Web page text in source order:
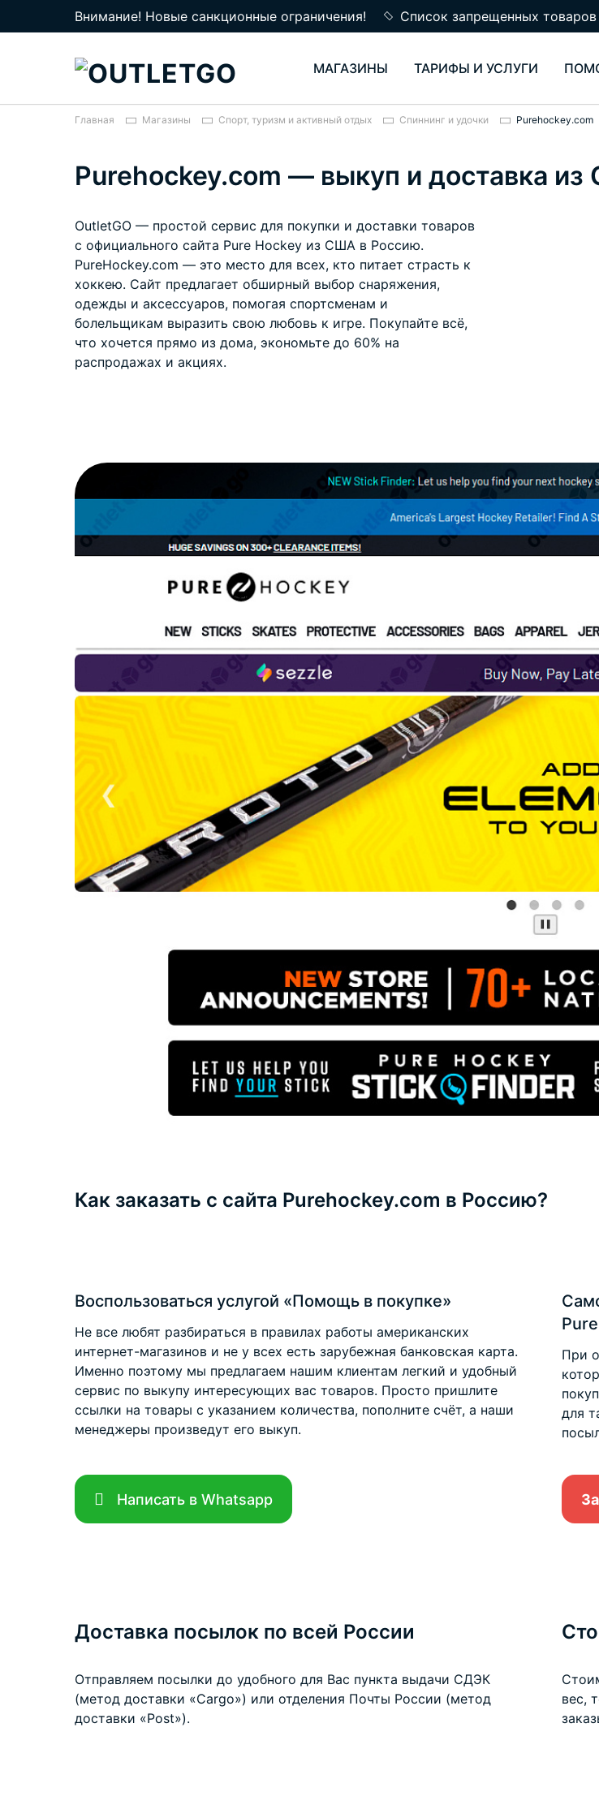
Внимание! Новые санкционные ограничения! Список запрещенных товаров
МАГАЗИНЫ ТАРИФЫ И УСЛУГИ
Главная Магазины Спорт, туризм и активный отдых Спиннинг и удочки Purehockey.com
Purehockey.com — выкуп и доставка
OutletGO — простой сервис для покупки и доставки товаров
с официального сайта Pure Hockey из США в Россию.
PureHockey.com — это место для всех, кто питает страсть к
хоккею. Сайт предлагает обширный выбор снаряжения,
одежды и аксессуаров, помогая спортсменам и
болельщикам выразить свою любовь к игре. Покупайте всё,
что хочется прямо из дома, экономьте до 60% на
распродажах и акциях.
Как заказать с сайта Purehockey.com в Россию?
Воспользоваться услугой «Помощь в покупке»
Не все любят разбираться в правилах работы американских
интернет-магазинов и не у всех есть зарубежная банковская карта.
Именно поэтому мы предлагаем нашим клиентам легкий и удобный
сервис по выкупу интересующих вас товаров. Просто пришлите
ссылки на товары с указанием количества, пополните счёт, а наши
менеджеры произведут его выкуп.
Написать в Whatsapp
При
для
Доставка посылок по всей России
Отправляем посылки до удобного для Вас пункта выдачи СДЭК
(метод доставки «Cargo») или отделения Почты России (метод
доставки «Post»).
вес,